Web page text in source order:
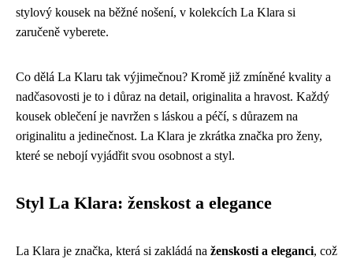
stylový kousek na běžné nošení, v kolekcích La Klara si
zaručeně vyberete.
Co dělá La Klaru tak výjimečnou? Kromě již zmíněné kvality a
nadčasovosti je to i důraz na detail, originalita a hravost. Každý
kousek oblečení je navržen s láskou a péčí, s důrazem na
originalitu a jedinečnost. La Klara je zkrátka značka pro ženy,
které se nebojí vyjádřit svou osobnost a styl.
Styl La Klara: ženskost a elegance
La Klara je značka, která si zakládá na ženskosti a eleganci, což